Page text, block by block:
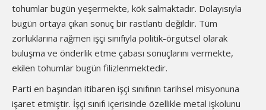
tohumlar bugün yeşermekte, kök salmaktadır. Dolayısıyla
bugün ortaya çıkan sonuç bir rastlantı değildir. Tüm
zorluklarına rağmen işçi sınıfıyla politik-örgütsel olarak
buluşma ve önderlik etme çabası sonuçlarını vermekte,
ekilen tohumlar bugün filizlenmektedir.
Parti en başından itibaren işçi sınıfının tarihsel misyonuna
işaret etmiştir. İşçi sınıfı içerisinde özellikle metal işkolunu